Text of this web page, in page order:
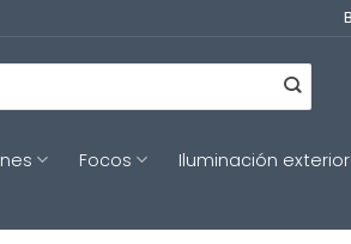
Focos
Iluminación exterior